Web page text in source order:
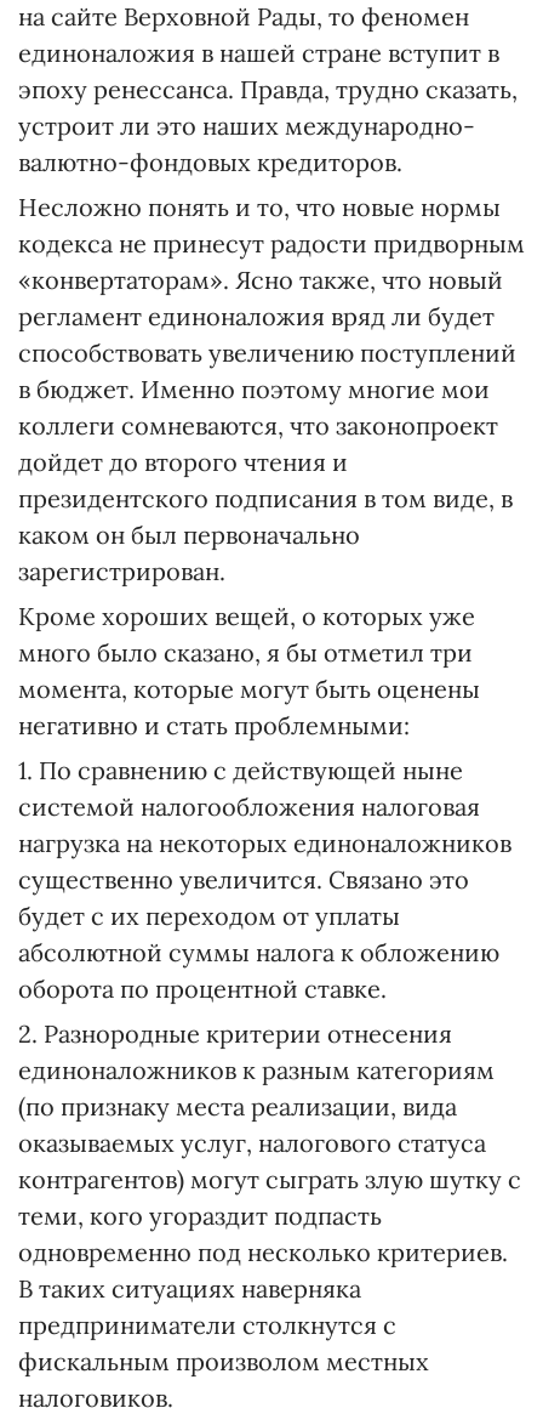
на сайте Верховной Рады, то феномен
единоналожия в нашей стране вступит в
эпоху ренессанса. Правда, трудно сказать,
устроит ли это наших международно-
валютно-фондовых кредиторов.
Несложно понять и то, что новые нормы
кодекса не принесут радости придворным
«конвертаторам». Ясно также, что новый
регламент единоналожия вряд ли будет
способствовать увеличению поступлений
в бюджет. Именно поэтому многие мои
коллеги сомневаются, что законопроект
дойдет до второго чтения и
президентского подписания в том виде, в
каком он был первоначально
зарегистрирован.
Кроме хороших вещей, о которых уже
много было сказано, я бы отметил три
момента, которые могут быть оценены
негативно и стать проблемными:
1. По сравнению с действующей ныне
системой налогообложения налоговая
нагрузка на некоторых единоналожников
существенно увеличится. Связано это
будет с их переходом от уплаты
абсолютной суммы налога к обложению
оборота по процентной ставке.
2. Разнородные критерии отнесения
единоналожников к разным категориям
(по признаку места реализации, вида
оказываемых услуг, налогового статуса
контрагентов) могут сыграть злую шутку с
теми, кого угораздит подпасть
одновременно под несколько критериев.
В таких ситуациях наверняка
предприниматели столкнутся с
фискальным произволом местных
налоговиков.